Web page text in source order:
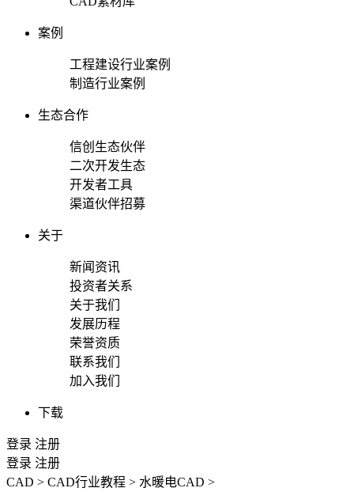
案例
工程建设行业案例
制造行业案例
生态合作
信创生态伙伴
二次开发生态
开发者工具
渠道伙伴招募
关于
新闻资讯
投资者关系
关于我们
发展历程
荣誉资质
联系我们
加入我们
下载
登录 注册
登录 注册
CAD > CAD行业教程 > 水暖电CAD >